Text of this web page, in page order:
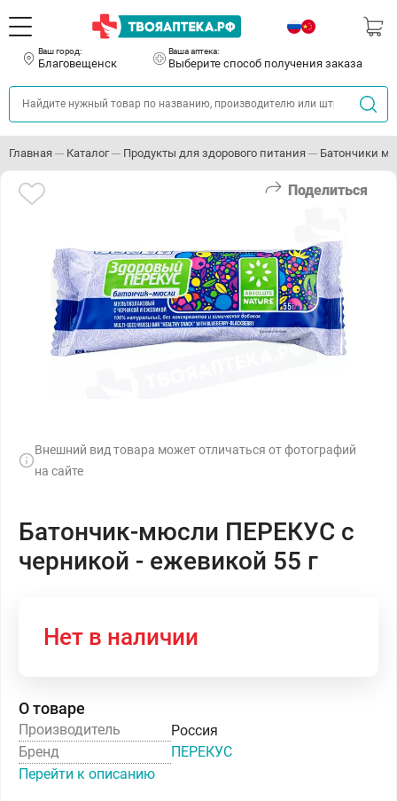
Ваш город:
Благовещенск
Ваша аптека:
Выберите способ получения заказа
Главная Каталог Продукты для здорового питания Батончики
Поделиться
Внешний вид товара может отличаться от фотографий
на сайте
Батончик-мюсли ПЕРЕКУС с
черникой - ежевикой 55 г
Нет в наличии
О товаре
Производитель
Россия
Бренд
ПЕРЕКУС
Перейти к описанию